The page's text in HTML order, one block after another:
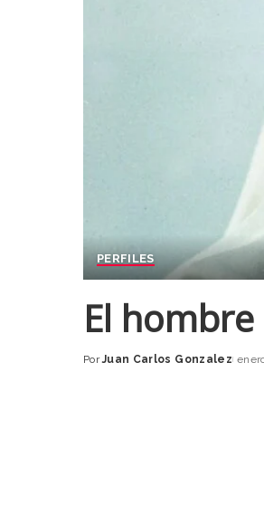
PERFILES
El
Posted
Por Juan Carlos Gonzalez